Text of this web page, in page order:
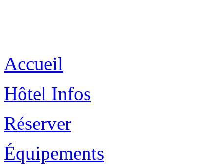
Accueil
Hôtel Infos
Réserver
Équipements